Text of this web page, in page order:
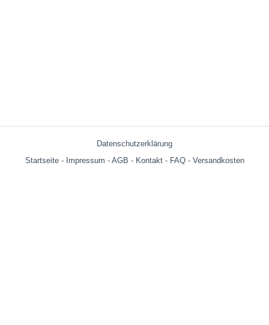
Datenschutzerklärung
Startseite- Impressum - AGB - Kontakt- FAQ- Versandkosten